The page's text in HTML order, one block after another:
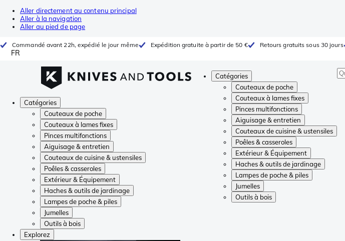
Aller directement au contenu principal
Aller à la navigation
Aller au pied de page
Commandé avant 22h, expédié le jour même Expédition gratuite à partir de 50 € Retours gratuits sous 30 jours
FR
Catégories
Couteaux de poche
Couteaux à lames fixes
Pinces multifonctions
Aiguisage & entretien
Couteaux de cuisine & ustensiles
Poêles & casseroles
Extérieur & Équipement
Haches & outils de jardinage
Lampes de poche & piles
Jumelles
Outils à bois
Catégories
Couteaux de poche
Couteaux à lames fixes
Pinces multifonctions
Aiguisage & entretien
Couteaux de cuisine & ustensiles
Poêles & casseroles
Extérieur & Équipement
Haches & outils de jardinage
Lampes de poche & piles
Jumelles
Outils à bois
Explorez